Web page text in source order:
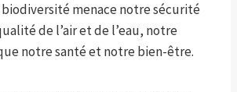
menace notre sécurité
de l’air et de l’eau, notre
notre santé et notre bien-être.